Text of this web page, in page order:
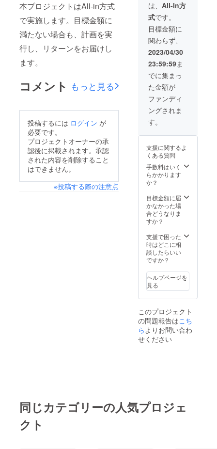
本プロジェクトはAll-in方式
で実施します。目標金額に
満たない場合も、計画を実
行し、リターンをお届けし
ます。
コメント もっと見る
投稿するには ログイン が
必要です。
プロジェクトオーナーの承
認後に掲載されます。承認
された内容を削除すること
はできません。
※投稿する際の注意点
は、 All-In方
式です。
目標金額に
関わらず、
2023/04/30
23:59:59ま
でに集まっ
た金額が
ファンディ
ングされま
す。
支援に関するよ
くある質問
手数料はいく
らかかります
か？
目標金額に届
かなかった場
合どうなりま
すか？
支援で困った
時はどこに相
談したらいい
ですか？
ヘルプページを
見る
このプロジェクト
の問題報告はこち
らよりお問い合わ
せください
同じカテゴリーの人気プロジェ
クト